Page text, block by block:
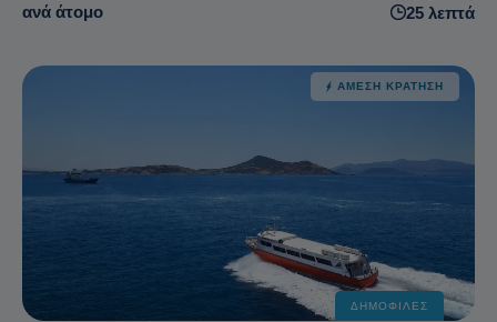
ανά άτομο 25 λεπτά
ΆΜΕΣΗ ΚΡΆΤΗΣΗ
ΔΗΜΟΦΙΛΈΣ